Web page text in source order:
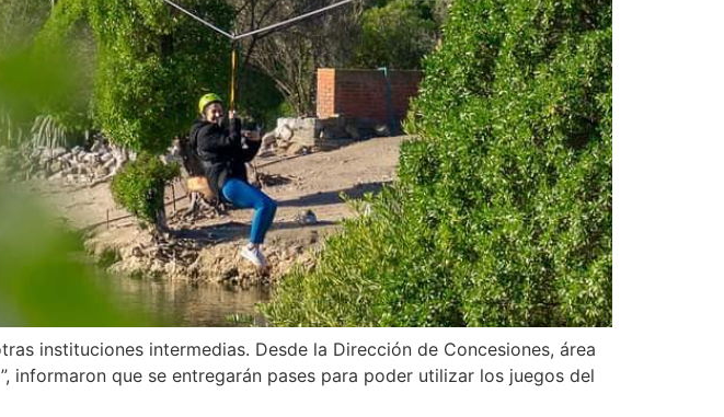
instituciones intermedias. Desde la Dirección de Concesiones, área
informaron que se entregarán pases para poder utilizar los juegos del